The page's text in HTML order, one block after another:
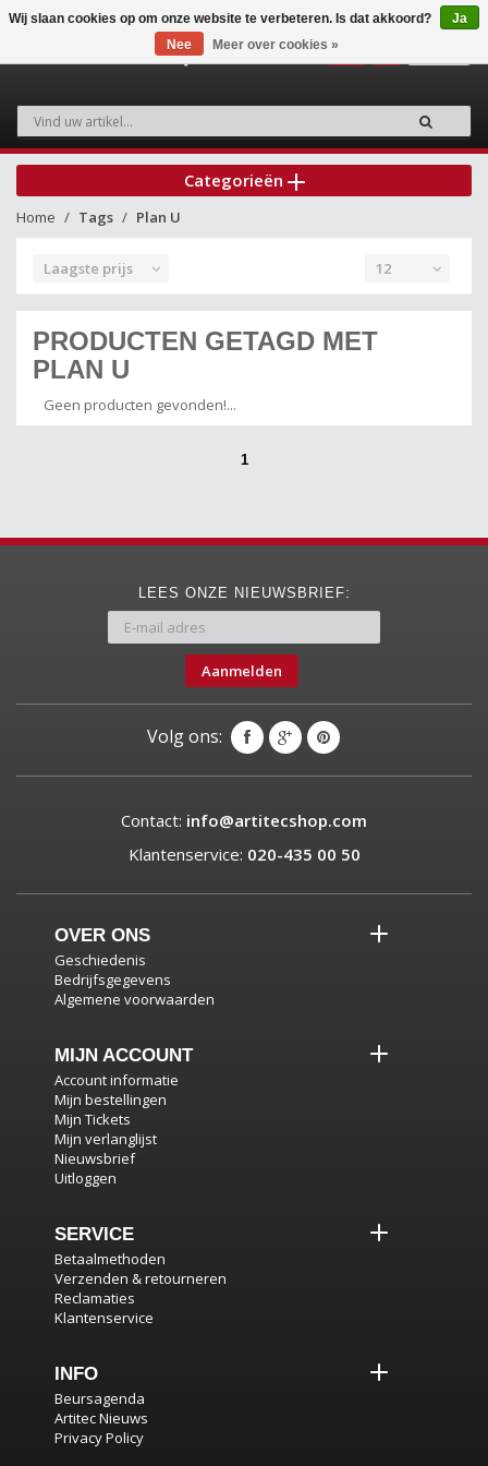
Categorieën
Home Tags Plan U
Laagste prijs 12
PRODUCTEN GETAGD MET
PLAN U
Geen producten gevonden!...
1
LEES ONZE NIEUWSBRIEF:
Aanmelden
Volg ons:
Contact: info@artitecshop.com
Klantenservice: 020-435 00 50
OVER ONS
Geschiedenis
Bedrijfsgegevens
Algemene voorwaarden
MIJN ACCOUNT
Account informatie
Mijn bestellingen
Mijn Tickets
Mijn verlanglijst
Nieuwsbrief
Uitloggen
SERVICE
Betaalmethoden
Verzenden & retourneren
Reclamaties
Klantenservice
INFO
Beursagenda
Artitec Nieuws
Privacy Policy
Wij slaan cookies op om onze website te verbeteren. Is dat akkoord?
Ja
Nee
Meer over cookies »